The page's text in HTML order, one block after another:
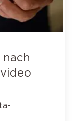
nach